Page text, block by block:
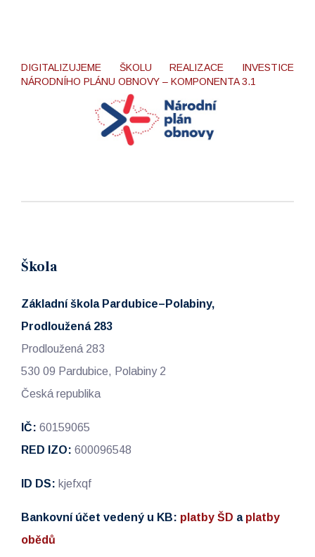
DIGITALIZUJEME ŠKOLU REALIZACE INVESTICE
NÁRODNÍHO PLÁNU OBNOVY – KOMPONENTA 3.1
Škola
Základní škola Pardubice–Polabiny,
Prodloužená 283
Prodloužená 283
530 09 Pardubice, Polabiny 2
Česká republika
IČ: 60159065
RED IZO: 600096548
ID DS: kjefxqf
Bankovní účet vedený u KB: platby ŠD a platby
obědů